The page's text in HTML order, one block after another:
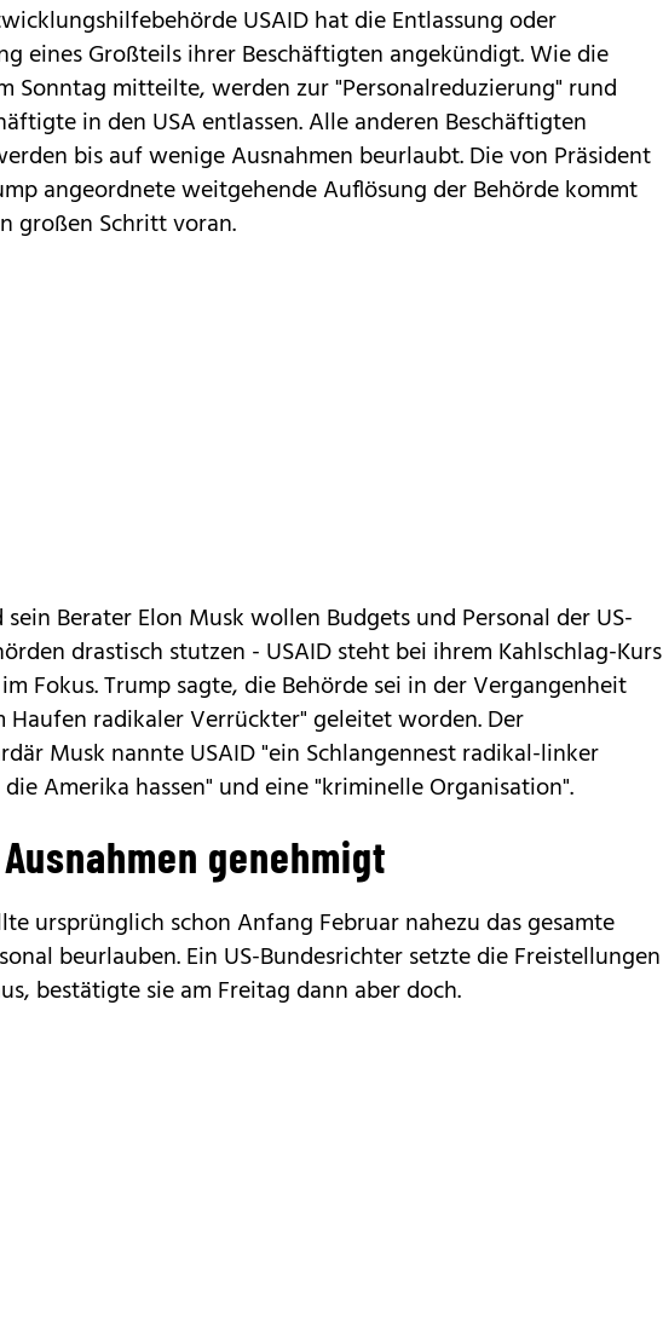
USAID hat die Entlassung oder
eines Großteils ihrer Beschäftigten angekündigt. Wie die
Sonntag mitteilte, werden zur "Personalreduzierung" rund
in den USA entlassen. Alle anderen Beschäftigten
bis auf wenige Ausnahmen beurlaubt. Die von Präsident
angeordnete weitgehende Auflösung der Behörde kommt
großen Schritt voran.
Berater Elon Musk wollen Budgets und Personal der US-
drastisch stutzen - USAID steht bei ihrem Kahlschlag-Kurs
Fokus. Trump sagte, die Behörde sei in der Vergangenheit
Haufen radikaler Verrückter" geleitet worden. Der
Musk nannte USAID "ein Schlangennest radikal-linker
Amerika hassen" und eine "kriminelle Organisation".
genehmigt
ursprünglich schon Anfang Februar nahezu das gesamte
beurlauben. Ein US-Bundesrichter setzte die Freistellungen
bestätigte sie am Freitag dann aber doch.